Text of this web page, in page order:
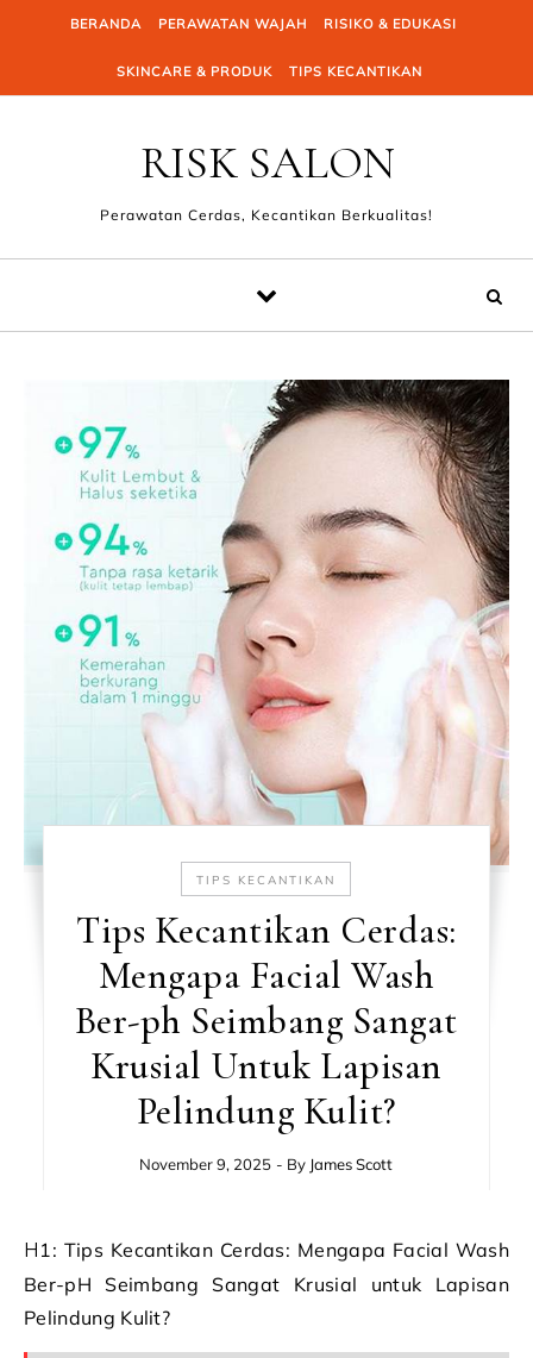
Skip to content
BERANDA PERAWATAN WAJAH RISIKO & EDUKASI
SKINCARE & PRODUK TIPS KECANTIKAN
RISK SALON
Perawatan Cerdas, Kecantikan Berkualitas!
TIPS KECANTIKAN
Tips Kecantikan Cerdas:
Mengapa Facial Wash
Ber-ph Seimbang Sangat
Krusial Untuk Lapisan
Pelindung Kulit?
November 9, 2025 - By James Scott
H1: Tips Kecantikan Cerdas: Mengapa Facial Wash
Ber-pH Seimbang Sangat Krusial untuk Lapisan
Pelindung Kulit?